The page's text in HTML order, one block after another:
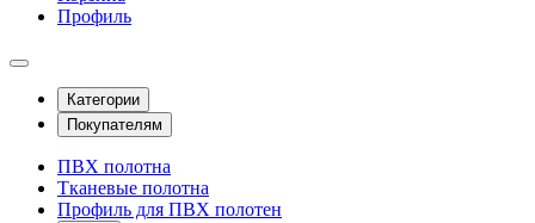
Профиль
Категории
Покупателям
ПВХ полотна
Тканевые полотна
Профиль для ПВХ полотен